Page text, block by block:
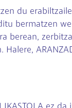
du
bermatzen
berean,